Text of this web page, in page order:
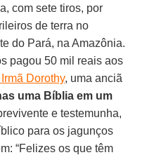
com sete tiros, por
de terra no
do Pará, na Amazônia.
pagou 50 mil reais aos
Dorothy, uma anciã
uma Bíblia em um
e testemunha,
para os jagunços
“Felizes os que têm